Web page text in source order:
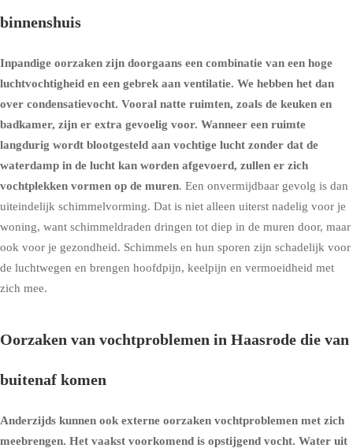
binnenshuis
Inpandige oorzaken zijn doorgaans een combinatie van een hoge
luchtvochtigheid en een gebrek aan ventilatie. We hebben het dan
over condensatievocht. Vooral natte ruimten, zoals de keuken en
badkamer, zijn er extra gevoelig voor. Wanneer een ruimte
langdurig wordt blootgesteld aan vochtige lucht zonder dat de
waterdamp in de lucht kan worden afgevoerd, zullen er zich
vochtplekken vormen op de muren. Een onvermijdbaar gevolg is dan
uiteindelijk schimmelvorming. Dat is niet alleen uiterst nadelig voor je
woning, want schimmeldraden dringen tot diep in de muren door, maar
ook voor je gezondheid. Schimmels en hun sporen zijn schadelijk voor
de luchtwegen en brengen hoofdpijn, keelpijn en vermoeidheid met
zich mee.
Oorzaken van vochtproblemen in Haasrode die van
buitenaf komen
Anderzijds kunnen ook externe oorzaken vochtproblemen met zich
meebrengen. Het vaakst voorkomend is opstijgend vocht. Water uit